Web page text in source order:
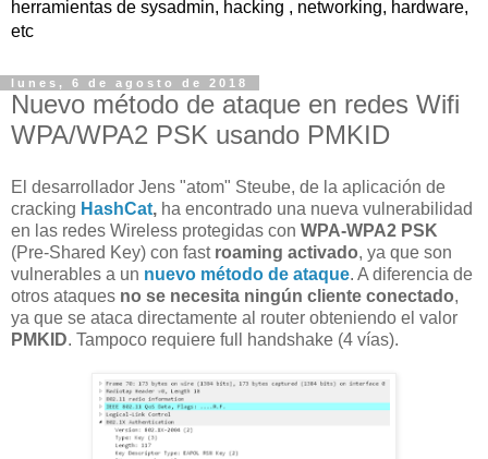
herramientas de sysadmin, hacking , networking, hardware,
etc
lunes, 6 de agosto de 2018
Nuevo método de ataque en redes Wifi
WPA/WPA2 PSK usando PMKID
El desarrollador Jens "atom" Steube, de la aplicación de
cracking HashCat, ha encontrado una nueva vulnerabilidad
en las redes Wireless protegidas con WPA-WPA2 PSK
(Pre-Shared Key) con fast roaming activado, ya que son
vulnerables a un nuevo método de ataque. A diferencia de
otros ataques no se necesita ningún cliente conectado,
ya que se ataca directamente al router obteniendo el valor
PMKID. Tampoco requiere full handshake (4 vías).